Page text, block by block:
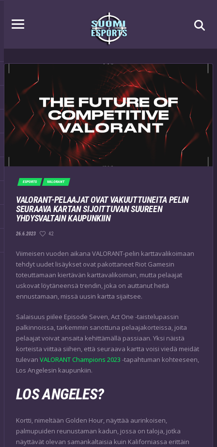
ESPORTS VALORANT
VALORANT-PELAAJAT OVAT VAKUUTTUNEITA PELIN
SEURAAVA KARTAN SIJOITTUVAN SUUREEN
YHDYSVALTAIN KAUPUNKIIN
26.6.2023 42
Viimeisen vuoden aikana VALORANT-pelin karttavalikoimaan
tehdyt uudet lisäykset ovat pakottaneet Riot Gamesin
toteuttamaan kiertävän karttavalikoiman, mutta pelaajat
uskovat löytäneensä trendin, joka on auttanut heitä
ennustamaan, missä uusin kartta sijaitsee.
Salaisuus piilee Episode Seven, Act One -taistelupassin
palkinnoissa, tarkemmin sanottuna pelaajakorteissa, joita
pelaajat voivat ansaita kehittämällä passiaan. Yksi näistä
korteista viittaa siihen, että seuraava kartta voisi viedä meidät
tulevan VALORANT Champions 2023 -tapahtuman kohteeseen,
Los Angelesin kaupunkiin.
LOS ANGELES?
Kortti, nimeltään Golden Hour, näyttää aurinkoisen,
palmupuiden reunustaman kadun, jossa on taloja, jotka
näyttävät olevan samankaltaisia kuin Kaliforniassa erittäin